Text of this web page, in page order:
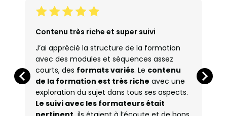
Contenu très riche et super suivi
J’ai apprécié la structure de la formation
avec des modules et séquences assez
courts, des formats variés. Le contenu
de la formation est très riche avec une
exploration du sujet dans tous ses aspects.
Le suivi avec les formateurs était